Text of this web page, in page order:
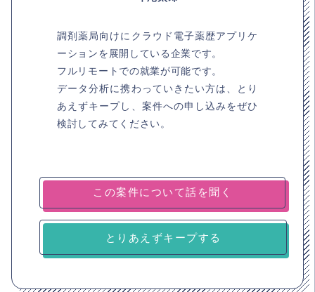
調剤薬局向けにクラウド電子薬歴アプリケ
ーションを展開している企業です。
フルリモートでの就業が可能です。
データ分析に携わっていきたい方は、とり
あえずキープし、案件への申し込みをぜひ
検討してみてください。
とりあえずキープする